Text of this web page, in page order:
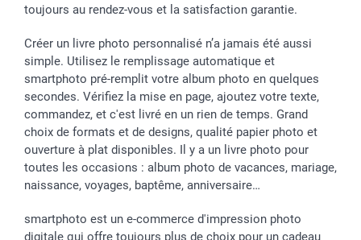
toujours au rendez-vous et la satisfaction garantie.
Créer un livre photo personnalisé n’a jamais été aussi
simple. Utilisez le remplissage automatique et
smartphoto pré-remplit votre album photo en quelques
secondes. Vérifiez la mise en page, ajoutez votre texte,
commandez, et c'est livré en un rien de temps. Grand
choix de formats et de designs, qualité papier photo et
ouverture à plat disponibles. Il y a un livre photo pour
toutes les occasions : album photo de vacances, mariage,
naissance, voyages, baptême, anniversaire…
smartphoto est un e-commerce d'impression photo
digitale qui offre toujours plus de choix pour un cadeau